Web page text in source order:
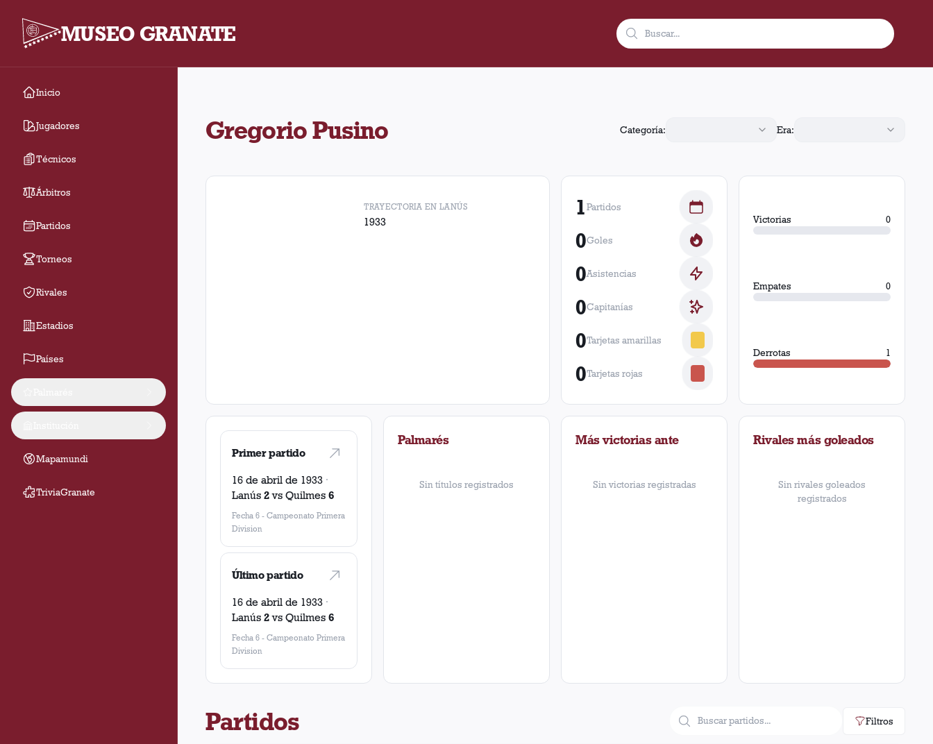
MUSEO GRANATE
Inicio
Jugadores
Técnicos
Árbitros
Partidos
Torneos
Rivales
Estadios
Países
Mapamundi
TriviaGranate
Gregorio Pusino Categoría: Era:
TRAYECTORIA EN LANÚS
1933
1Partidos
0Goles
0Asistencias
0Capitanías
0Tarjetas amarillas
0Tarjetas rojas
Victorias 0
Empates 0
Derrotas 1
Primer partido
16 de abril de 1933 ·
Lanús 2vs Quilmes 6
Fecha 6 - Campeonato Primera
Division
Último partido
16 de abril de 1933 ·
Lanús 2vs Quilmes 6
Fecha 6 - Campeonato Primera
Division
Palmarés
Sin títulos registrados
Más victorias ante
Sin victorias registradas
Rivales más goleados
Sin rivales goleados
registrados
Partidos Filtros